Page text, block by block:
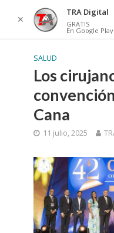
SALUD
Los
Cana
11 julio, 2025
✕
TRA Digital
GRATIS
En Google Play